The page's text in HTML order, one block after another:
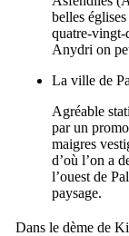
belles
quatre-vingt-
Anydri on
La ville de
Agréable
par un
maigres
d’où l’on a
l’ouest de
paysage.
Dans le dème de